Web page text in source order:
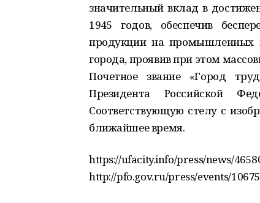
значительный вклад в
1945 годов, обеспечив
продукции на промышленных
города, проявив при этом
Почетное звание «Город
Президента Российской
Соответствующую стелу с
ближайшее время.
https://ufacity.info/press/news/
http://pfo.gov.ru/press/events/